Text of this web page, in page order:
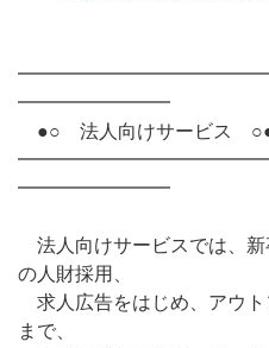
━━━━━━━━
●○ 法人向けサービス
━━━━━━━━
法人向けサービスでは、新
の人財採用、
求人広告をはじめ、アウト
まで、